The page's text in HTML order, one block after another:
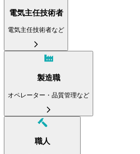
電気主任技術者
電気主任技術者など
製造職
オペレーター・品質管理など
職人